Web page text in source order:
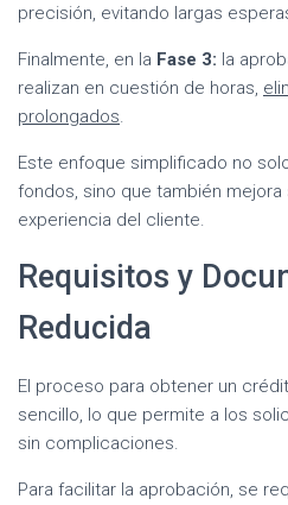
precisión, evitando largas
Finalmente, en la Fase 3: la
realizan en cuestión de horas,
prolongados.
Este enfoque simplificado no
fondos, sino que también
experiencia del cliente.
Requisitos y
Reducida
El proceso para obtener un
sencillo, lo que permite a los
sin complicaciones.
Para facilitar la aprobación, se